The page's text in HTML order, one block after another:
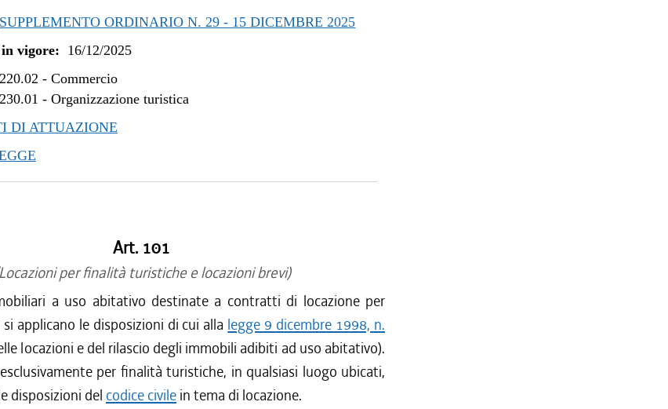
SUPPLEMENTO ORDINARIO N. 29 - 15 DICEMBRE 2025
vigore: 16/12/2025
220.02 -Commercio
230.01 -Organizzazione turistica
DI ATTUAZIONE
Art. 101
per finalità turistiche e locazioni brevi)
a uso abitativo destinate a contratti di locazione per
applicano le disposizioni di cui alla legge 9 dicembre 1998, n.
locazioni e del rilascio degli immobili adibiti ad uso abitativo).
per finalità turistiche, in qualsiasi luogo ubicati,
disposizioni del codice civile in tema di locazione.